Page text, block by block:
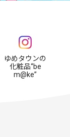
ゆめタウンの
化粧品“be
m@ke”